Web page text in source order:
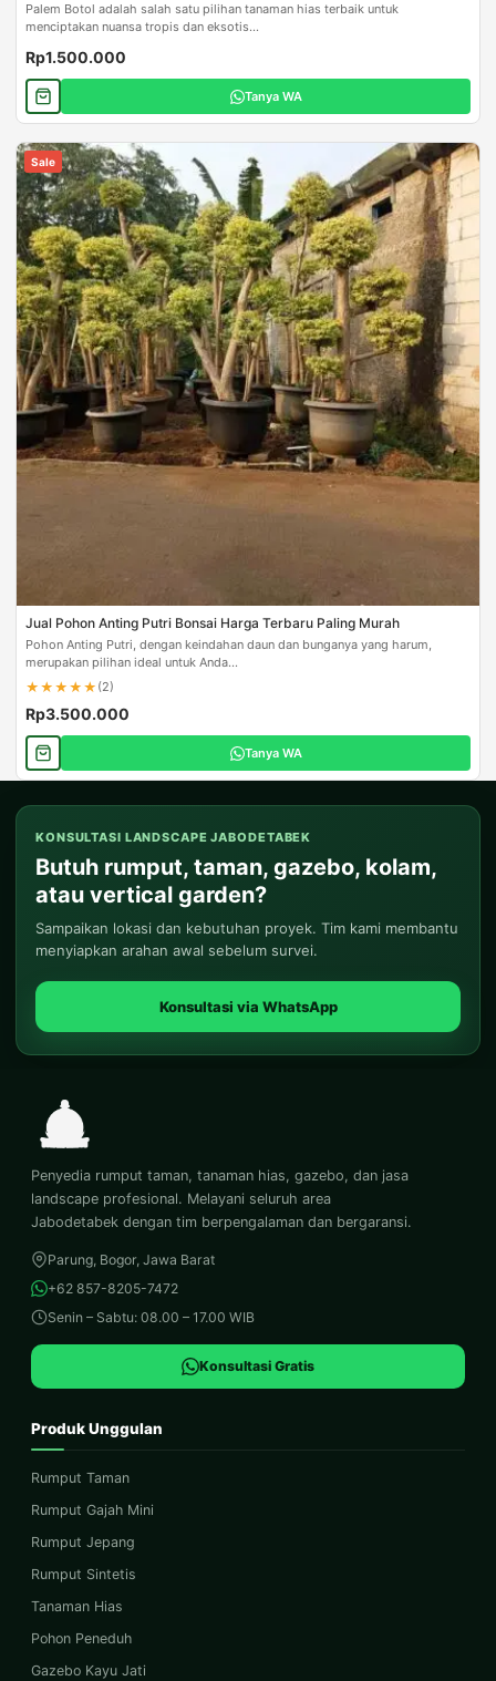
Palem Botol adalah salah satu pilihan tanaman hias terbaik untuk
menciptakan nuansa tropis dan eksotis...
Rp1.500.000
Tanya WA
Sale
Jual Pohon Anting Putri Bonsai Harga Terbaru Paling Murah
Pohon Anting Putri, dengan keindahan daun dan bunganya yang harum,
merupakan pilihan ideal untuk Anda...
★ ★ ★ ★ ★ (2)
Rp3.500.000
Tanya WA
KONSULTASI LANDSCAPE JABODETABEK
Butuh rumput, taman, gazebo, kolam,
atau vertical garden?
Sampaikan lokasi dan kebutuhan proyek. Tim kami membantu
menyiapkan arahan awal sebelum survei.
Konsultasi via WhatsApp
Penyedia rumput taman, tanaman hias, gazebo, dan jasa
landscape profesional. Melayani seluruh area
Jabodetabek dengan tim berpengalaman dan bergaransi.
Parung, Bogor, Jawa Barat
+62 857-8205-7472
Senin – Sabtu: 08.00 – 17.00 WIB
Konsultasi Gratis
Produk Unggulan
Rumput Taman
Rumput Gajah Mini
Rumput Jepang
Rumput Sintetis
Tanaman Hias
Pohon Peneduh
Gazebo Kayu Jati